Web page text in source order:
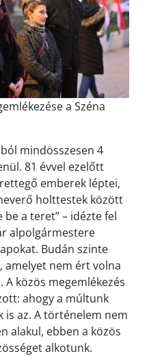
a Széna
mindösszesen 4
81 évvel ezelőtt
emberek léptei,
holttestek között
a teret” – idézte fel
alpolgármestere
Budán szinte
amelyet nem ért volna
A közös megemlékezés
ahogy a múltunk
is az. A történelem nem
alakul, ebben a közös
alkotunk.